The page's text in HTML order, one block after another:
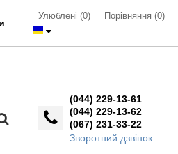
Улюблені (0) Порівняння (0)
(044) 229-13-61
(044) 229-13-62
(067) 231-33-22
Зворотний дзвінок